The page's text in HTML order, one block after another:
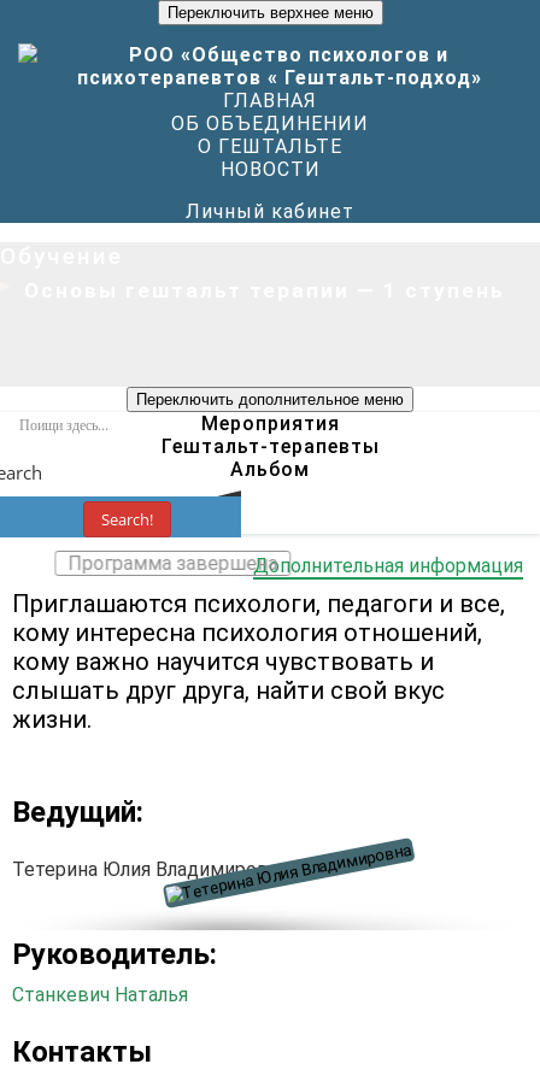
Переключить верхнее меню
ГЛАВНАЯ
ОБ ОБЪЕДИНЕНИИ
О ГЕШТАЛЬТЕ
НОВОСТИ
Личный кабинет
Переключить дополнительное меню
Search!
Мероприятия
Гештальт-терапевты
Альбом
Программа завершенаДополнительная информация
Приглашаются психологи, педагоги и все,
кому интересна психология отношений,
кому важно научится чувствовать и
слышать друг друга, найти свой вкус
жизни.
Ведущий:
Тетерина Юлия Владимировна
Руководитель:
Станкевич Наталья
Контакты